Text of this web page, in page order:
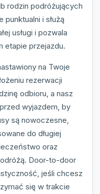
rodzin podróżujących
i służą
usługi i pozwala
etapie przejazdu.
na Twoje
rezerwacji
odbioru, a nasz
wyjazdem, by
są nowoczesne,
do długiej
oraz
Door-to-door
jeśli chcesz
się w trakcie